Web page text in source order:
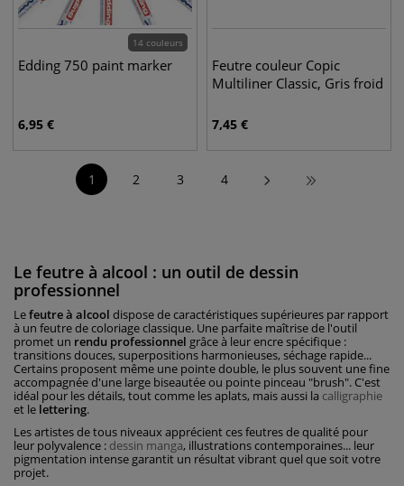
14 couleurs
Edding 750 paint marker
6,95 €
Feutre couleur Copic
Multiliner Classic, Gris froid
7,45 €
1 2 3 4
Le feutre à alcool : un outil de dessin
professionnel
Lefeutre à alcool dispose de caractéristiques supérieures par rapport
à un feutre de coloriage classique. Une parfaite maîtrise de l'outil
promet un rendu professionnel grâce à leur encre spécifique :
transitions douces, superpositions harmonieuses, séchage rapide...
Certains proposent même une pointe double, le plus souvent une fine
accompagnée d'une large biseautée ou pointe pinceau "brush". C'est
idéal pour les détails, tout comme les aplats, mais aussi la calligraphie
et le lettering.
Les artistes de tous niveaux apprécient ces feutres de qualité pour
leur polyvalence : dessin manga, illustrations contemporaines... leur
pigmentation intense garantit un résultat vibrant quel que soit votre
projet.